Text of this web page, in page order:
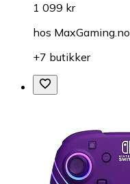
1 099 kr
hos MaxGaming.no
+7 butikker